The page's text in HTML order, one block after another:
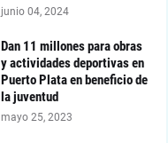
junio 04, 2024
Dan 11 millones para obras
y actividades deportivas en
Puerto Plata en beneficio de
la juventud
mayo 25, 2023